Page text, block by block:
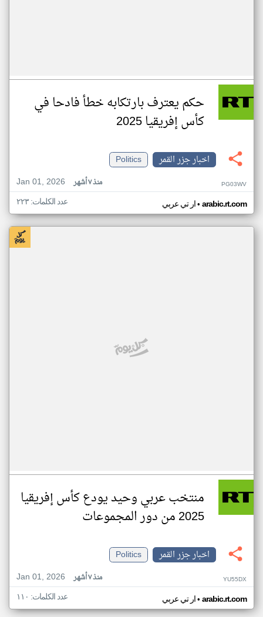
حكم يعترف بارتكابه خطأ فادحا في
كأس إفريقيا 2025
اخبار جزر القمر
Politics
Jan 01, 2026
منذ ٧ أشهر PG03WV
ار تي عربي• arabic.rt.com عدد الكلمات: ٢٢٣
منتخب عربي وحيد يودع كأس إفريقيا
2025 من دور المجموعات
اخبار جزر القمر
Politics
Jan 01, 2026
منذ ٧ أشهر YU55DX
ار تي عربي• arabic.rt.com عدد الكلمات: ١١٠